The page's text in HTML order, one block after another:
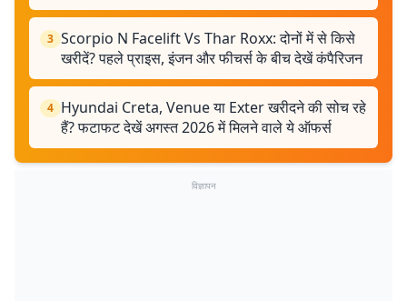
3 Scorpio N Facelift Vs Thar Roxx: दोनों में से किसे
खरीदें? पहले प्राइस, इंजन और फीचर्स के बीच देखें कंपैरिजन
4 Hyundai Creta, Venue या Exter खरीदने की सोच रहे
हैं? फटाफट देखें अगस्त 2026 में मिलने वाले ये ऑफर्स
विज्ञापन